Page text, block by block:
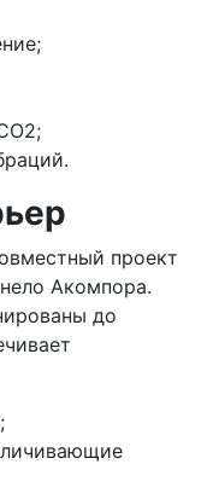
проект
Акомпора.
до